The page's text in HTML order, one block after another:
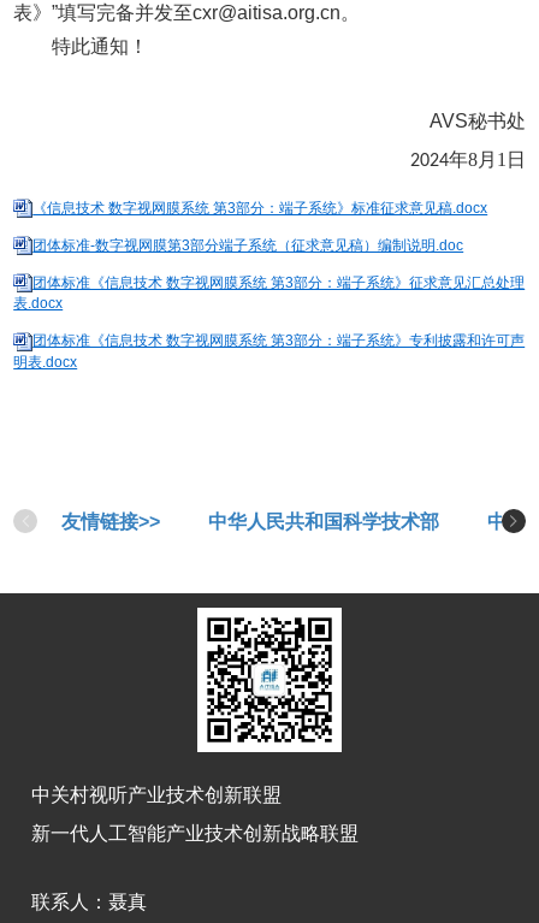
表》”填写完备并发至cxr@aitisa.org.cn。
特此通知！
AVS秘书处
2024年8月1日
《信息技术 数字视网膜系统 第3部分：端子系统》标准征求意见稿.docx
团体标准-数字视网膜第3部分端子系统（征求意见稿）编制说明.doc
团体标准《信息技术 数字视网膜系统 第3部分：端子系统》征求意见汇总处理
表.docx
团体标准《信息技术 数字视网膜系统 第3部分：端子系统》专利披露和许可声
明表.docx
友情链接>> 中华人民共和国科学技术部 中华
中关村视听产业技术创新联盟
新一代人工智能产业技术创新战略联盟
联系人：聂真